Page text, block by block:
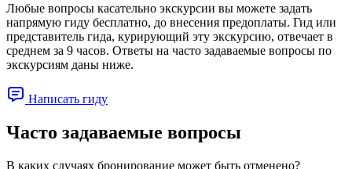
Любые вопросы касательно экскурсии вы можете задать
напрямую гиду бесплатно, до внесения предоплаты. Гид или
представитель гида, курирующий эту экскурсию, отвечает в
среднем за 9 часов. Ответы на часто задаваемые вопросы по
экскурсиям даны ниже.
Написать гиду
Часто задаваемые вопросы
В каких случаях бронирование может быть отменено?